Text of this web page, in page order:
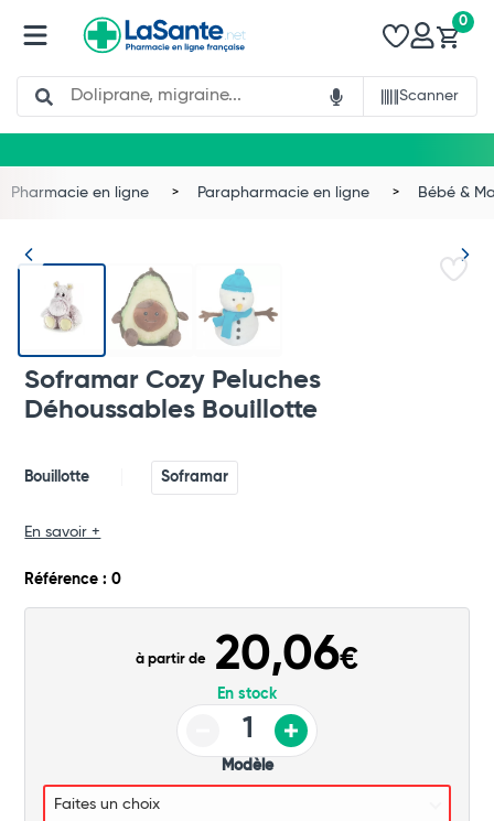
Search
Scanner
0
Total
Pharmacie en ligne Parapharmacie en ligne Bébé &
Soframar Cozy Peluches
Déhoussables Bouillotte
Bouillotte Soframar
En savoir +
Référence : 0
à partir de 20,06€
En stock
Modèle